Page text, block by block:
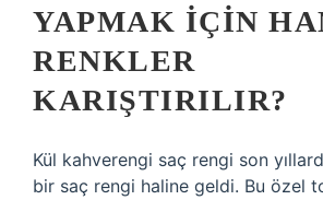
YAPMAK IÇIN
RENKLER
KARIŞTIRILIR?
Kül kahverengi saç rengi son
bir saç rengi haline geldi. Bu özel